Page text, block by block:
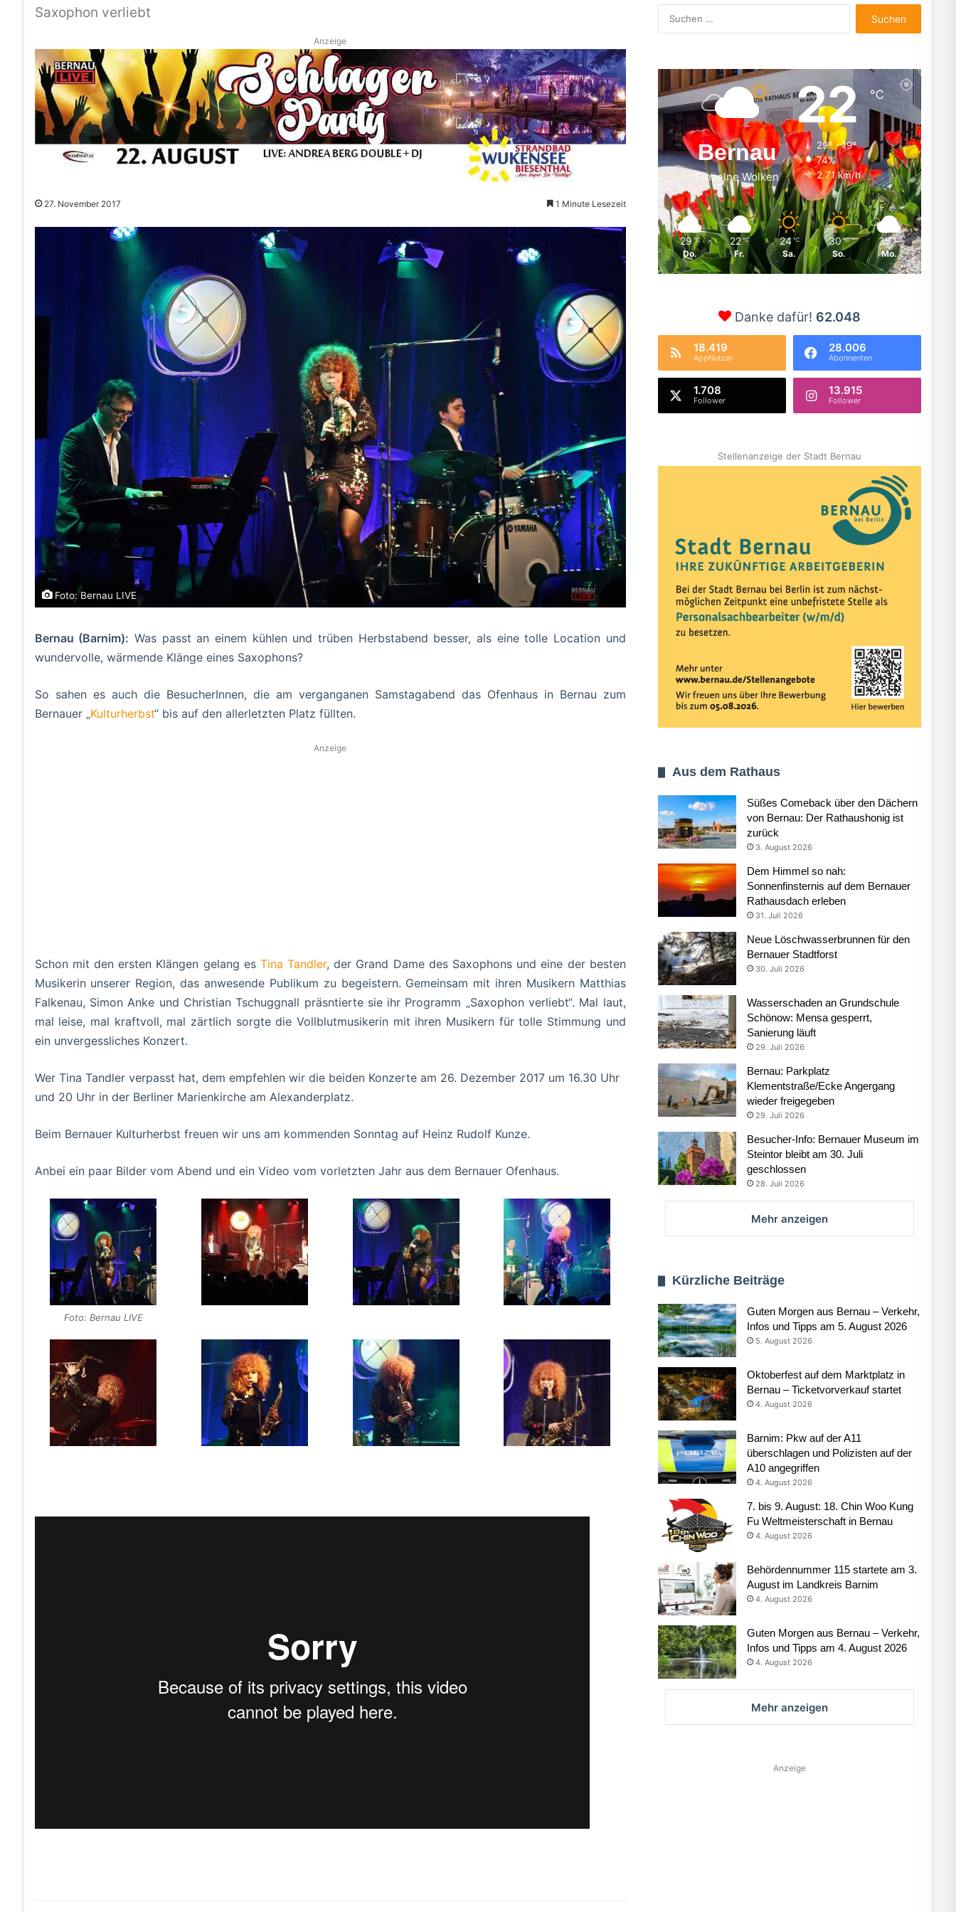
Saxophon verliebt
Anzeige
27. November 2017 1 Minute Lesezeit
Foto: Bernau LIVE
Bernau (Barnim): Was passt an einem kühlen und trüben Herbstabend besser, als eine tolle Location und
wundervolle, wärmende Klänge eines Saxophons?
So sahen es auch die BesucherInnen, die am verganganen Samstagabend das Ofenhaus in Bernau zum
Bernauer „Kulturherbst“ bis auf den allerletzten Platz füllten.
Anzeige
Schon mit den ersten Klängen gelang es Tina Tandler, der Grand Dame des Saxophons und eine der besten
Musikerin unserer Region, das anwesende Publikum zu begeistern. Gemeinsam mit ihren Musikern Matthias
Falkenau, Simon Anke und Christian Tschuggnall präsntierte sie ihr Programm „Saxophon verliebt“. Mal laut,
mal leise, mal kraftvoll, mal zärtlich sorgte die Vollblutmusikerin mit ihren Musikern für tolle Stimmung und
ein unvergessliches Konzert.
Wer Tina Tandler verpasst hat, dem empfehlen wir die beiden Konzerte am 26. Dezember 2017 um 16.30 Uhr
und 20 Uhr in der Berliner Marienkirche am Alexanderplatz.
Beim Bernauer Kulturherbst freuen wir uns am kommenden Sonntag auf Heinz Rudolf Kunze.
Anbei ein paar Bilder vom Abend und ein Video vom vorletzten Jahr aus dem Bernauer Ofenhaus.
Foto: Bernau LIVE
nach:
Bernau
Einzelne Wolken
22℃
29º - 19º
74%
2.71 km/h
29 ℃
Do.
22 ℃
Fr.
24 ℃
Sa.
30 ℃
So.
35 ℃
Mo.
Danke dafür! 62.048
18.419
AppNutzer
28.006
Abonnenten
1.708
Follower
13.915
Follower
Stellenanzeige der Stadt Bernau
Aus dem Rathaus
Süßes Comeback über den Dächern
von Bernau: Der Rathaushonig ist
zurück
3. August 2026
Dem Himmel so nah:
Sonnenfinsternis auf dem Bernauer
Rathausdach erleben
31. Juli 2026
Neue Löschwasserbrunnen für den
Bernauer Stadtforst
30. Juli 2026
Wasserschaden an Grundschule
Schönow: Mensa gesperrt,
Sanierung läuft
29. Juli 2026
Bernau: Parkplatz
Klementstraße/Ecke Angergang
wieder freigegeben
29. Juli 2026
Besucher-Info: Bernauer Museum im
Steintor bleibt am 30. Juli
geschlossen
28. Juli 2026
Mehr anzeigen
Kürzliche Beiträge
Guten Morgen aus Bernau – Verkehr,
Infos und Tipps am 5. August 2026
5. August 2026
Oktoberfest auf dem Marktplatz in
Bernau – Ticketvorverkauf startet
4. August 2026
Barnim: Pkw auf der A11
überschlagen und Polizisten auf der
A10 angegriffen
4. August 2026
7. bis 9. August: 18. Chin Woo Kung
Fu Weltmeisterschaft in Bernau
4. August 2026
Behördennummer 115 startete am 3.
August im Landkreis Barnim
4. August 2026
Guten Morgen aus Bernau – Verkehr,
Infos und Tipps am 4. August 2026
4. August 2026
Mehr anzeigen
Anzeige